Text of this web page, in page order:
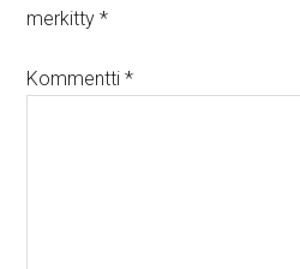
merkitty*
Kommentti*